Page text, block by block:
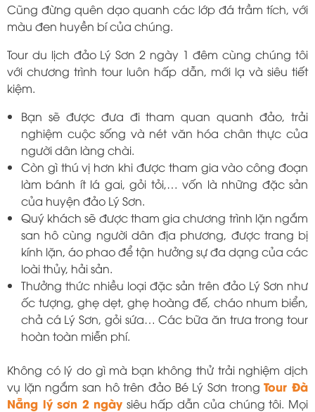
Cũng đừng quên dạo quanh các lớp đá trầm tích, với
màu đen huyền bí của chúng.
Tour du lịch đảo Lý Sơn 2 ngày 1 đêm cùng chúng tôi
với chương trình tour luôn hấp dẫn, mới lạ và siêu tiết
kiệm.
Bạn sẽ được đưa đi tham quan quanh đảo, trải
nghiệm cuộc sống và nét văn hóa chân thực của
người dân làng chài.
Còn gì thú vị hơn khi được tham gia vào công đoạn
làm bánh ít lá gai, gỏi tỏi,… vốn là những đặc sản
của huyện đảo Lý Sơn.
Quý khách sẽ được tham gia chương trình lặn ngắm
san hô cùng người dân địa phương, được trang bị
kính lặn, áo phao để tận hưởng sự đa dạng của các
loài thủy, hải sản.
Thưởng thức nhiều loại đặc sản trên đảo Lý Sơn như
ốc tượng, ghẹ dẹt, ghẹ hoàng đế, cháo nhum biển,
chả cá Lý Sơn, gỏi sứa… Các bữa ăn trưa trong tour
hoàn toàn miễn phí.
Không có lý do gì mà bạn không thử trải nghiệm dịch
vụ lặn ngắm san hô trên đảo Bé Lý Sơn trongTour Đà
Nẵng lý sơn 2 ngày siêu hấp dẫn của chúng tôi. Mọi